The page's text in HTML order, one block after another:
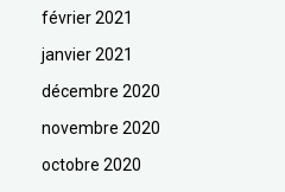
février 2021
janvier 2021
décembre 2020
novembre 2020
octobre 2020